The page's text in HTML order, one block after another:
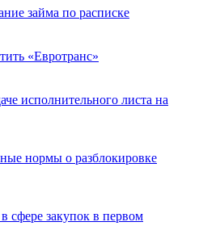
займа по расписке
«Евротранс»
исполнительного листа на
нормы о разблокировке
сфере закупок в первом